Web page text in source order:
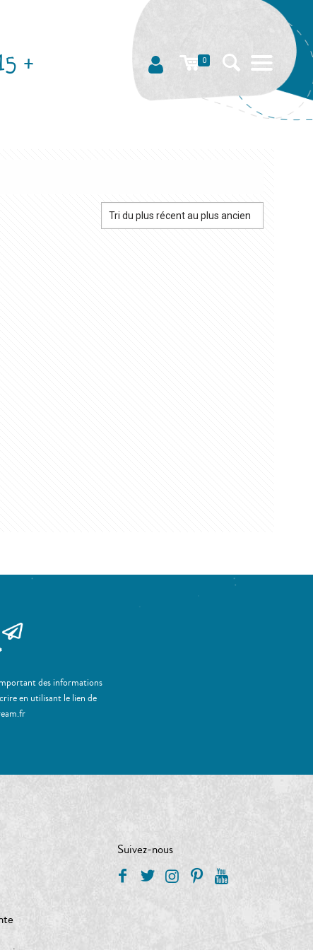
+ 0
des informations
en utilisant le lien de
Suivez-nous